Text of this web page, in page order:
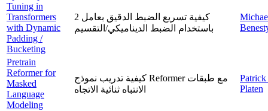
Tuning in
Transformers
with Dynamic
Padding /
Bucketing
كيفية تسريع الضبط الدقيق بعامل 2
باستخدام الضبط الديناميكي/التقسيم
Pretrain
Reformer for
Masked
Language
Modeling
كيفية تدريب نموذج Reformer مع طبقات
الانتباه ثنائية الاتجاه
Platen